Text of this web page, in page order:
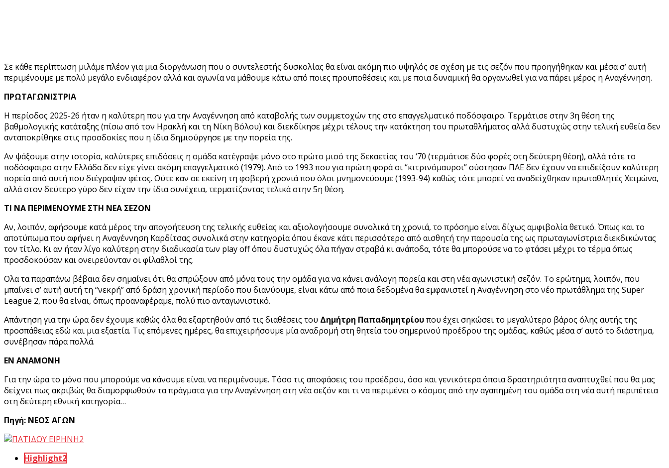
Σε κάθε περίπτωση μιλάμε πλέον για μια διοργάνωση που ο συντελεστής δυσκολίας θα είναι ακόμη πιο υψηλός σε σχέση με τις σεζόν που προηγήθηκαν και μέσα σ’ αυτή
περιμένουμε με πολύ μεγάλο ενδιαφέρον αλλά και αγωνία να μάθουμε κάτω από ποιες προϋποθέσεις και με ποια δυναμική θα οργανωθεί για να πάρει μέρος η Αναγέννηση.
ΠΡΩΤΑΓΩΝΙΣΤΡΙΑ
Η περίοδος 2025-26 ήταν η καλύτερη που για την Αναγέννηση από καταβολής των συμμετοχών της στο επαγγελματικό ποδόσφαιρο. Τερμάτισε στην 3η θέση της
βαθμολογικής κατάταξης (πίσω από τον Ηρακλή και τη Νίκη Βόλου) και διεκδίκησε μέχρι τέλους την κατάκτηση του πρωταθλήματος αλλά δυστυχώς στην τελική ευθεία δεν
ανταποκρίθηκε στις προσδοκίες που η ίδια δημιούργησε με την πορεία της.
Αν ψάξουμε στην ιστορία, καλύτερες επιδόσεις η ομάδα κατέγραψε μόνο στο πρώτο μισό της δεκαετίας του ‘70 (τερμάτισε δύο φορές στη δεύτερη θέση), αλλά τότε το
ποδόσφαιρο στην Ελλάδα δεν είχε γίνει ακόμη επαγγελματικό (1979). Από το 1993 που για πρώτη φορά οι “κιτρινόμαυροι” σύστησαν ΠΑΕ δεν έχουν να επιδείξουν καλύτερη
πορεία από αυτή που διέγραψαν φέτος. Ούτε καν σε εκείνη τη φοβερή χρονιά που όλοι μνημονεύουμε (1993-94) καθώς τότε μπορεί να αναδείχθηκαν πρωταθλητές Χειμώνα,
αλλά στον δεύτερο γύρο δεν είχαν την ίδια συνέχεια, τερματίζοντας τελικά στην 5η θέση.
ΤΙ ΝΑ ΠΕΡΙΜΕΝΟΥΜΕ ΣΤΗ ΝΕΑ ΣΕΖΟΝ
Αν, λοιπόν, αφήσουμε κατά μέρος την απογοήτευση της τελικής ευθείας και αξιολογήσουμε συνολικά τη χρονιά, το πρόσημο είναι δίχως αμφιβολία θετικό. Όπως και το
αποτύπωμα που αφήνει η Αναγέννηση Καρδίτσας συνολικά στην κατηγορία όπου έκανε κάτι περισσότερο από αισθητή την παρουσία της ως πρωταγωνίστρια διεκδικώντας
τον τίτλο. Κι αν ήταν λίγο καλύτερη στην διαδικασία των play off όπου δυστυχώς όλα πήγαν στραβά κι ανάποδα, τότε θα μπορούσε να το φτάσει μέχρι το τέρμα όπως
προσδοκούσαν και ονειρεύονταν οι φίλαθλοί της.
Ολα τα παραπάνω βέβαια δεν σημαίνει ότι θα σπρώξουν από μόνα τους την ομάδα για να κάνει ανάλογη πορεία και στη νέα αγωνιστική σεζόν. Το ερώτημα, λοιπόν, που
μπαίνει σ’ αυτή αυτή τη “νεκρή” από δράση χρονική περίοδο που διανύουμε, είναι κάτω από ποια δεδομένα θα εμφανιστεί η Αναγέννηση στο νέο πρωτάθλημα της Super
League 2, που θα είναι, όπως προαναφέραμε, πολύ πιο ανταγωνιστικό.
Απάντηση για την ώρα δεν έχουμε καθώς όλα θα εξαρτηθούν από τις διαθέσεις του Δημήτρη Παπαδημητρίουπου έχει σηκώσει το μεγαλύτερο βάρος όλης αυτής της
προσπάθειας εδώ και μια εξαετία. Τις επόμενες ημέρες, θα επιχειρήσουμε μία αναδρομή στη θητεία του σημερινού προέδρου της ομάδας, καθώς μέσα σ’ αυτό το διάστημα,
συνέβησαν πάρα πολλά.
ΕΝ ΑΝΑΜΟΝΗ
Για την ώρα το μόνο που μπορούμε να κάνουμε είναι να περιμένουμε. Τόσο τις αποφάσεις του προέδρου, όσο και γενικότερα όποια δραστηριότητα αναπτυχθεί που θα μας
δείχνει πως ακριβώς θα διαμορφωθούν τα πράγματα για την Αναγέννηση στη νέα σεζόν και τι να περιμένει ο κόσμος από την αγαπημένη του ομάδα στη νέα αυτή περιπέτεια
στη δεύτερη εθνική κατηγορία…
Πηγή: ΝΕΟΣ ΑΓΩΝ
Highlight2